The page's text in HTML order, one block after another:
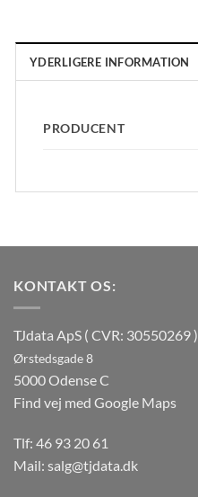
YDERLIGERE INFORMATION
PRODUCENT
KONTAKT OS:
TJdata ApS ( CVR: 30550269 )
Ørstedsgade 8
5000 Odense C
Find vej med Google Maps
Tlf: 46 93 20 61
Mail: salg@tjdata.dk